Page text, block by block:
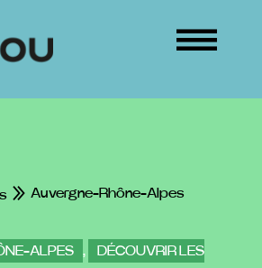
Auvergne-Rhône-Alpes
ALPES ,
DÉCOUVRIR LES